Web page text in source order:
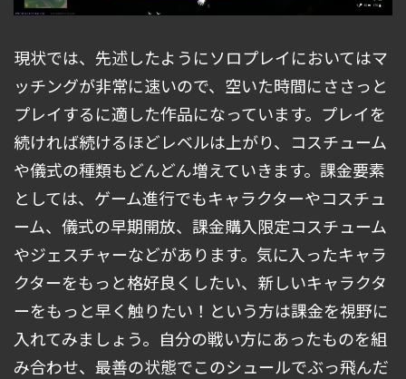
現状では、先述したようにソロプレイにおいてはマ
ッチングが非常に速いので、空いた時間にささっと
プレイするに適した作品になっています。プレイを
続ければ続けるほどレベルは上がり、コスチューム
や儀式の種類もどんどん増えていきます。課金要素
としては、ゲーム進行でもキャラクターやコスチュ
ーム、儀式の早期開放、課金購入限定コスチューム
やジェスチャーなどがあります。気に入ったキャラ
クターをもっと格好良くしたい、新しいキャラクタ
ーをもっと早く触りたい！という方は課金を視野に
入れてみましょう。自分の戦い方にあったものを組
み合わせ、最善の状態でこのシュールでぶっ飛んだ